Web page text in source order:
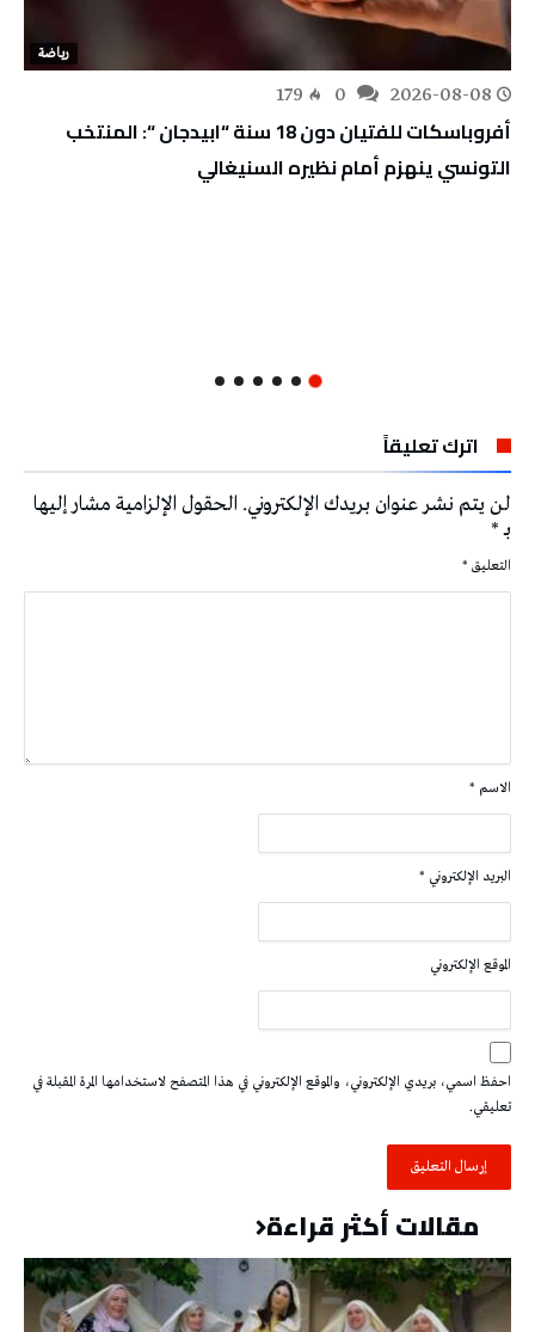
رياضة
2026-08-08
179
أفروباسكات للفتيان دون 18 سنة “ابيدجان “: المنتخب
التونسي ينهزم أمام نظيره السنيغالي
اترك تعليقاً
لن يتم نشر عنوان بريدك الإلكتروني. الحقول الإلزامية مشار إليها
بـ*
التعليق *
الاسم *
البريد الإلكتروني *
الموقع الإلكتروني
احفظ اسمي، بريدي الإلكتروني، والموقع الإلكتروني في هذا المتصفح لاستخدامها المرة المقبلة في
تعليقي.
مقالات أكثر قراءة